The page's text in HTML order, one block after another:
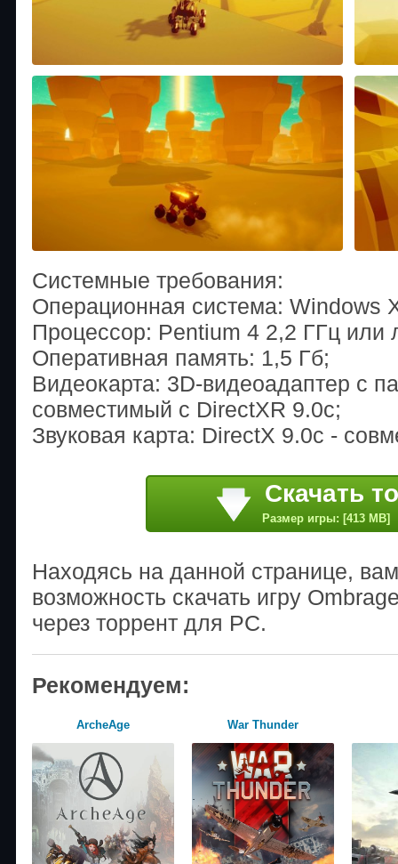
Системные требования:
Операционная система: Windows
Процессор: Pentium 4 2,2 ГГц или
Оперативная память: 1,5 Гб;
Видеокарта: 3D-видеоадаптер с
совместимый с DirectXR 9.0c;
Звуковая карта: DirectX 9.0с -
Скачать
Размер игры: [413 MB]
Находясь на данной странице,
возможность скачать игру
через торрент для PC.
Рекомендуем:
ArcheAge War Thunder